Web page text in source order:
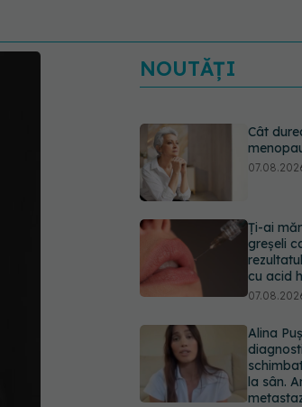
NOUTĂȚI
Cât
Ți-ai
greșeli
cu acid
Alina
la sân.